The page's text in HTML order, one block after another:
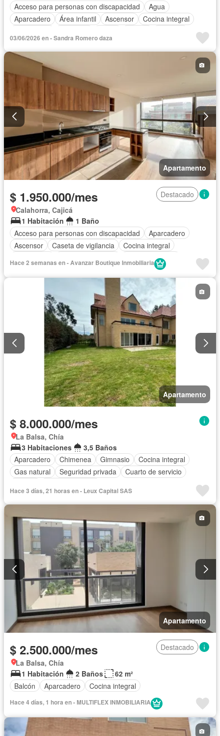
Acceso para personas con discapacidad
Agua
Aparcadero
Área infantil Ascensor
Cocina integral
Seguridad privada
Tanque de agua
Permite mascotas
03/06/2026 en - Sandra Romero daza
Apartamento
$ 1.950.000/mes
Destacado
Calahorra, Cajicá
1 Habitación
1 Baño
Acceso para personas con discapacidad
Aparcadero
Ascensor
Caseta de vigilancia
Cocina integral
Tanque de agua
Hace 2 semanas en - Avanzar Boutique Inmobiliaria
Apartamento
$ 8.000.000/mes
La Balsa, Chía
3 Habitaciones
3,5 Baños
Aparcadero
Chimenea Gimnasio
Cocina integral
Gas natural
Seguridad privada
Cuarto de servicio
Hace 3 días, 21 horas en - Leux Capital SAS
Apartamento
$ 2.500.000/mes
Destacado
La Balsa, Chía
1 Habitación
2 Baños
62 m²
Balcón
Aparcadero Cocina integral
Hace 4 días, 1 hora en - MULTIFLEX INMOBILIARIA